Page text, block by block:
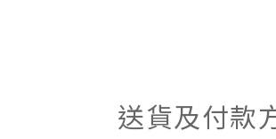
送貨及付款